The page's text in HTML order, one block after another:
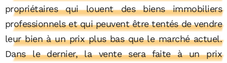
propriétaires qui louent des biens immobiliers
professionnels et qui peuvent être tentés de vendre
leur bien à un prix plus bas que le marché actuel.
Dans le dernier, la vente sera faite à un prix